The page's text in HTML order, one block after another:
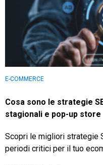
E-COMMERCE
Cosa sono le strategie
stagionali e pop-up store
Scopri le migliori strategie
periodi critici per il tuo